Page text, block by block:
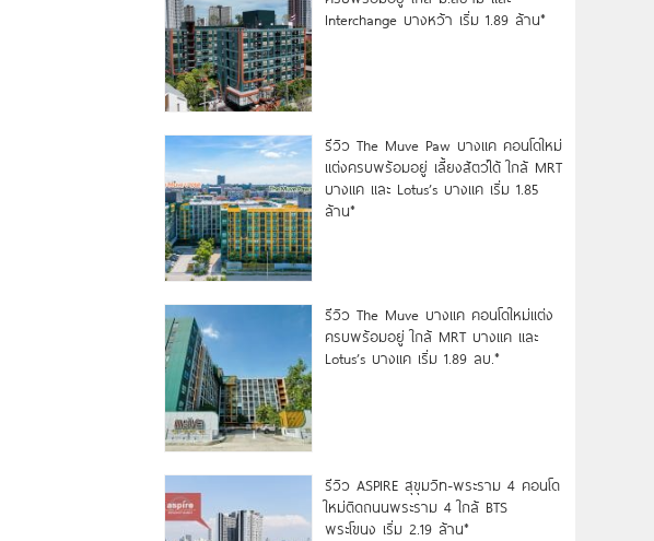
Interchange บางหว้า เริ่ม 1.89 ล้าน*
รีวิว The Muve Paw บางแค คอนโดใหม่
แต่งครบพร้อมอยู่ เลี้ยงสัตว์ได้ ใกล้ MRT
บางแค และ Lotus’s บางแค เริ่ม 1.85
ล้าน*
รีวิว The Muve บางแค คอนโดใหม่แต่ง
ครบพร้อมอยู่ ใกล้ MRT บางแค และ
Lotus’s บางแค เริ่ม 1.89 ลบ.*
รีวิว ASPIRE สุขุมวิท-พระราม 4 คอนโด
ใหม่ติดถนนพระราม 4 ใกล้ BTS
พระโขนง เริ่ม 2.19 ล้าน*